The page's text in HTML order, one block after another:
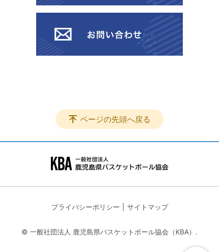
ページの先頭へ戻る
プライバシーポリシー サイトマップ
© 一般社団法人 鹿児島県バスケットボール協会（KBA）.